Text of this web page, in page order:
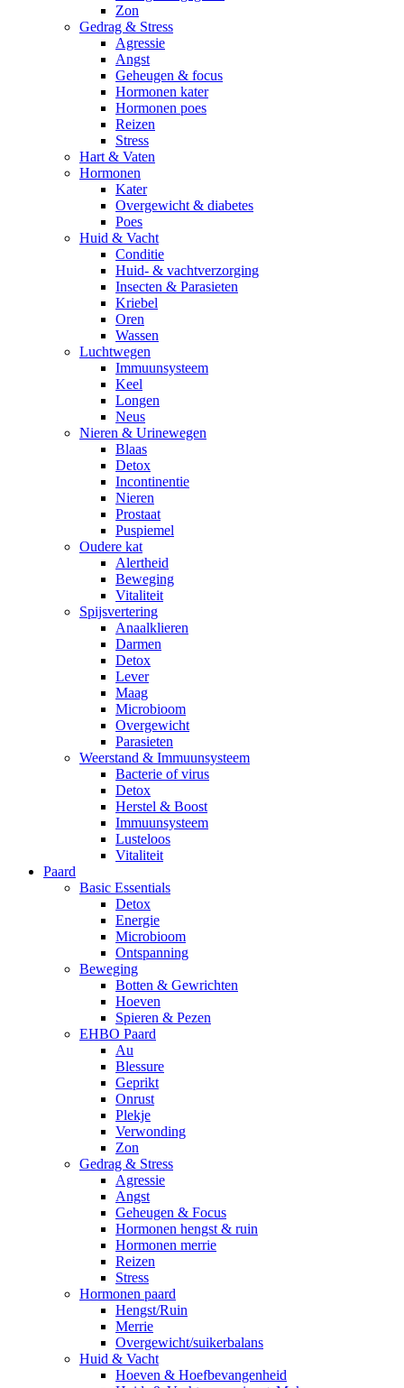
Zon
Gedrag & Stress
Agressie
Angst
Geheugen & focus
Hormonen kater
Hormonen poes
Reizen
Stress
Hart & Vaten
Hormonen
Kater
Overgewicht & diabetes
Poes
Huid & Vacht
Conditie
Huid- & vachtverzorging
Insecten & Parasieten
Kriebel
Oren
Wassen
Luchtwegen
Immuunsysteem
Keel
Longen
Neus
Nieren & Urinewegen
Blaas
Detox
Incontinentie
Nieren
Prostaat
Puspiemel
Oudere kat
Alertheid
Beweging
Vitaliteit
Spijsvertering
Anaalklieren
Darmen
Detox
Lever
Maag
Microbioom
Overgewicht
Parasieten
Weerstand & Immuunsysteem
Bacterie of virus
Detox
Herstel & Boost
Immuunsysteem
Lusteloos
Vitaliteit
Paard
Basic Essentials
Detox
Energie
Microbioom
Ontspanning
Beweging
Botten & Gewrichten
Hoeven
Spieren & Pezen
EHBO Paard
Au
Blessure
Geprikt
Onrust
Plekje
Verwonding
Zon
Gedrag & Stress
Agressie
Angst
Geheugen & Focus
Hormonen hengst & ruin
Hormonen merrie
Reizen
Stress
Hormonen paard
Hengst/Ruin
Merrie
Overgewicht/suikerbalans
Huid & Vacht
Hoeven & Hoefbevangenheid